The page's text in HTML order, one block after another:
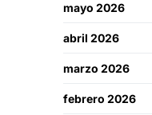
mayo 2026
abril 2026
marzo 2026
febrero 2026